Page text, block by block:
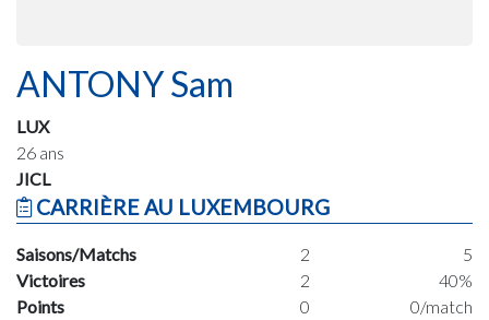
ANTONY Sam
LUX
26 ans
JICL
CARRIÈRE AU LUXEMBOURG
Saisons/Matchs 2
5
Victoires
2
40%
Points
0
0/match